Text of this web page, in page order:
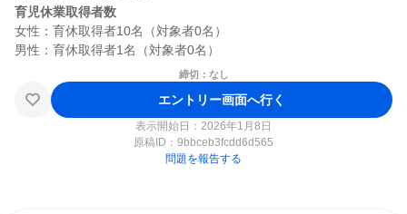
育児休業取得者数
女性：育休取得者10名（対象者0名）
締切：なし
エントリー画面へ行く
表示開始日：2026年1月8日
原稿ID： 9bbceb3fcdd6d565
問題を報告する